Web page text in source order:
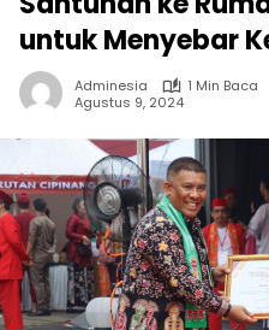
untuk Menyebar
Adminesia
1 Min Baca
Agustus 9, 2024